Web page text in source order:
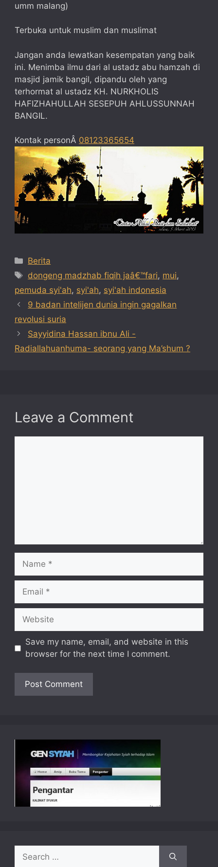
umm malang)
Terbuka untuk muslim dan muslimat
Jangan anda lewatkan kesempatan yang baik
ini. Menimba ilmu dari al ustadz abu hamzah di
masjid jamik bangil, dipandu oleh yang
terhormat al ustadz KH. NURKHOLIS
HAFIZHAHULLAH SESEPUH AHLUSSUNNAH
BANGIL.
Kontak personÂ 08123365654
Categories
Berita
Tags
dongeng madzhab fiqih jaâ€™fari, mui,
pemuda syi'ah, syi'ah, syi'ah indonesia
9 badan intelijen dunia ingin gagalkan
revolusi suria
Sayyidina Hassan ibnu Ali -
Radiallahuanhuma- seorang yang Ma’shum ?
Leave a Comment
Name
Email
Website
Save my name, email, and website in this
browser for the next time I comment.
for: